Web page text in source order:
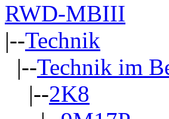
RWD-MBIII
|--Technik
|--Technik im
|--2K8